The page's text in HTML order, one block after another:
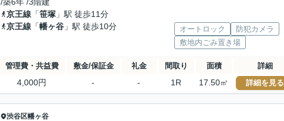
京王線 「笹塚 」駅 徒歩11分
京王線 「幡ヶ谷 」駅 徒歩10分 オートロック
防犯カメラ
敷地内ごみ置き場
管理費・共益費 敷金/保証金 礼金 間取り 面積 詳細
4,000円 - - 1R 17.50㎡ 詳細を見る
渋谷区幡ヶ谷